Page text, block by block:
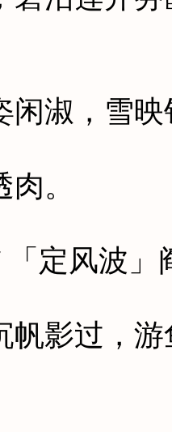
淑，雪映
。
定风波」
影过，游